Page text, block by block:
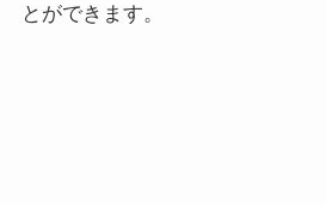
とができます。